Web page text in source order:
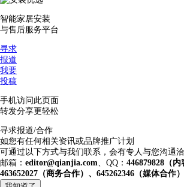
智能家居安装
与售后服务平台
寻求
报道
我要
投稿
手机访问此页面
转发分享更轻松
寻求报道/合作
如您有任何相关资讯或品牌推广计划
可通过以下方式与我们联系，会有专人与您沟通
邮箱： editor@qianjia.com 、QQ： 446879828（内
463652027（商务合作）、645262346（媒体合作）